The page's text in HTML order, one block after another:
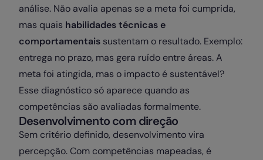
análise. Não avalia apenas se a meta foi cumprida,
mas quais habilidades técnicas e
comportamentais sustentam o resultado. Exemplo:
entrega no prazo, mas gera ruído entre áreas. A
meta foi atingida, mas o impacto é sustentável?
Esse diagnóstico só aparece quando as
competências são avaliadas formalmente.
Desenvolvimento com direção
Sem critério definido, desenvolvimento vira
percepção. Com competências mapeadas, é